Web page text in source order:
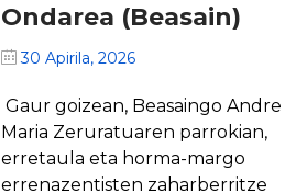
Ondarea (Beasain)
30 Apirila, 2026
Gaur goizean, Beasaingo Andre
Maria Zeruratuaren parrokian,
erretaula eta horma-margo
errenazentisten zaharberritze